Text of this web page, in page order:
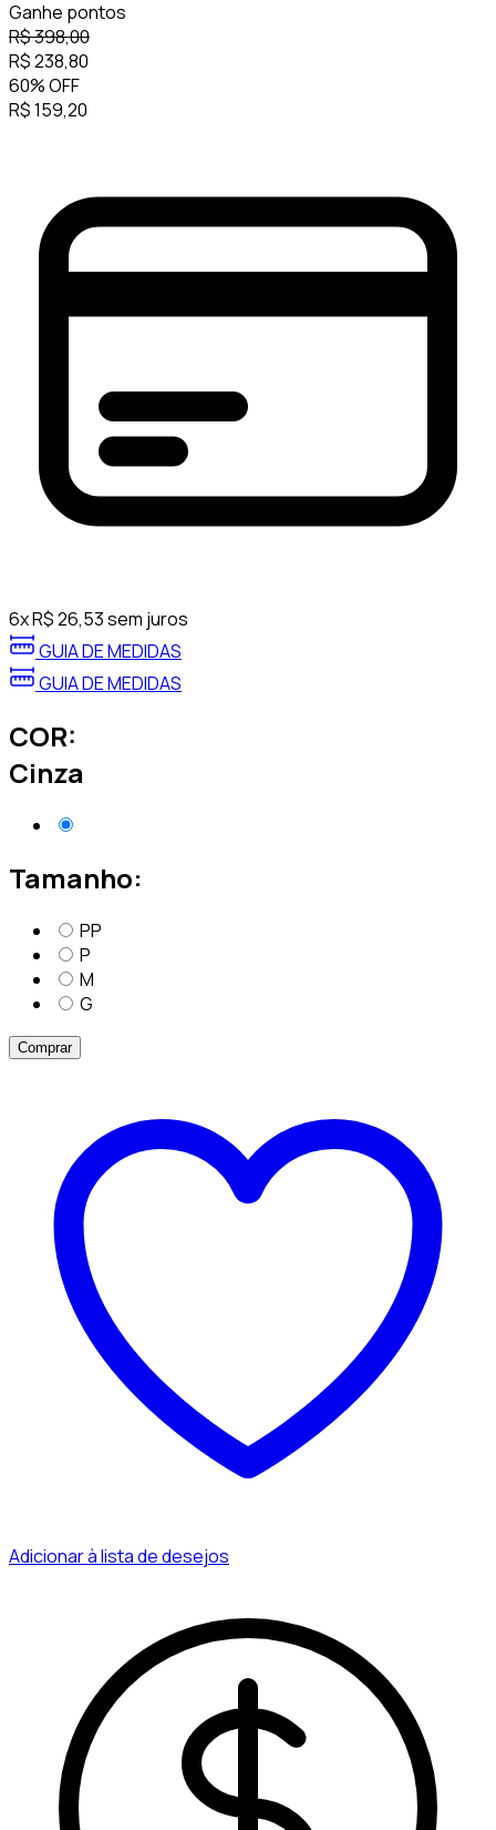
Ganhe pontos
R$398,00
R$238,80
60%OFF
R$159,20
6xR$26,53sem juros
GUIA DE MEDIDAS
GUIA DE MEDIDAS
COR:
Cinza
Tamanho:
PP
P
M
G
Comprar
Adicionar à lista de desejos